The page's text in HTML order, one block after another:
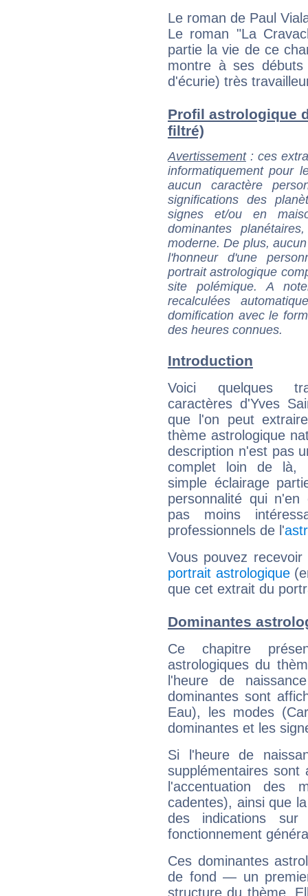
Le roman de Paul
Le roman "La
partie la vie de ce
montre à ses
d'écurie) très
Profil astrologique
filtré)
Avertissement: ces
informatiquement pour
aucun caractère
significations des
signes et/ou en
dominantes
moderne. De plus,
l'honneur d'une
portrait astrologique
site polémique. A
recalculées
domification avec le
des heures connues.
Introduction
Voici quelques
caractères d'Yves
que l'on peut
thème astrologique
description n'est pas
complet loin de là,
simple éclairage
personnalité qui n'en
pas moins
professionnels de l'
Vous pouvez
portrait astrologique
que cet extrait du
Dominantes
Ce chapitre
astrologiques du
l'heure de
dominantes sont
Eau), les modes
dominantes et les
Si l'heure de
supplémentaires sont
l'accentuation des
cadentes), ainsi que
des indications sur
fonctionnement
Ces dominantes
de fond — un
structure du thème.